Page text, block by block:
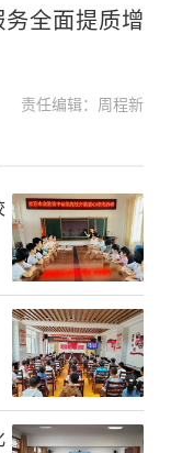
全面提质增
责任编辑：周程新